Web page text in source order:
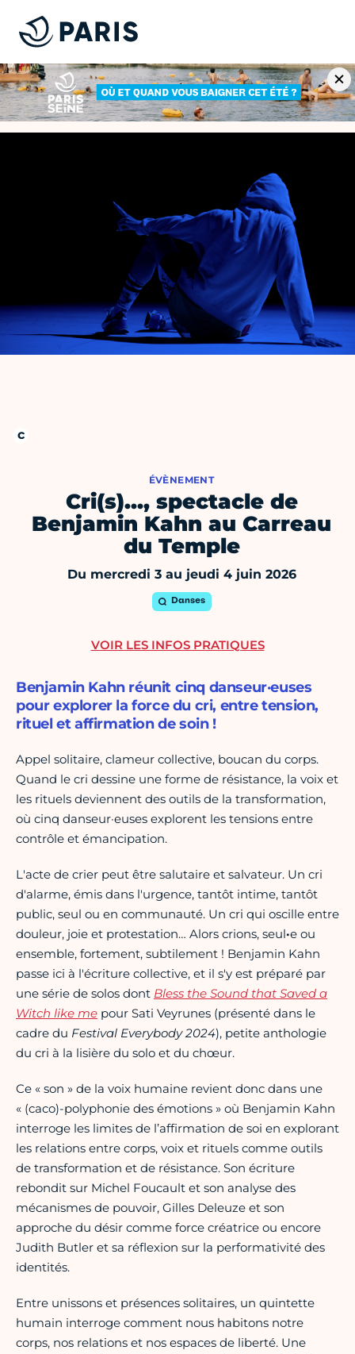
ÉVÈNEMENT
Cri(s)…, spectacle de
Benjamin Kahn au Carreau
du Temple
Du mercredi 3 au jeudi 4 juin 2026
Danses
Benjamin Kahn réunit cinq danseur·euses
pour explorer la force du cri, entre tension,
rituel et affirmation de soin !
Appel solitaire, clameur collective, boucan du corps.
Quand le cri dessine une forme de résistance, la voix et
les rituels deviennent des outils de la transformation,
où cinq danseur·euses explorent les tensions entre
contrôle et émancipation.
L'acte de crier peut être salutaire et salvateur. Un cri
d'alarme, émis dans l'urgence, tantôt intime, tantôt
public, seul ou en communauté. Un cri qui oscille entre
douleur, joie et protestation… Alors crions, seul·e ou
ensemble, fortement, subtilement ! Benjamin Kahn
passe ici à l'écriture collective, et il s'y est préparé par
une série de solos dont Bless the Sound that Saved a
Witch like me pour Sati Veyrunes (présenté dans le
cadre du Festival Everybody 2024), petite anthologie
du cri à la lisière du solo et du chœur.
Ce « son » de la voix humaine revient donc dans une
« (caco)-polyphonie des émotions » où Benjamin Kahn
interroge les limites de l’affirmation de soi en explorant
les relations entre corps, voix et rituels comme outils
de transformation et de résistance. Son écriture
rebondit sur Michel Foucault et son analyse des
mécanismes de pouvoir, Gilles Deleuze et son
approche du désir comme force créatrice ou encore
Judith Butler et sa réflexion sur la performativité des
identités.
Entre unissons et présences solitaires, un quintette
humain interroge comment nous habitons notre
corps, nos relations et nos espaces de liberté. Une
VOIR LES INFOS PRATIQUES